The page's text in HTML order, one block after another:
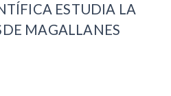
ESTUDIA LA
MAGALLANES